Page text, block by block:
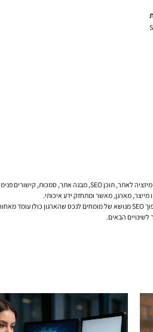
מארגן, מאשר ומתחזק ידע איכותי.
הבאים.